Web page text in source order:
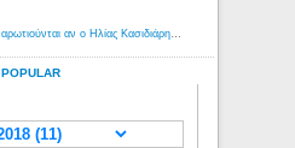
POPULAR